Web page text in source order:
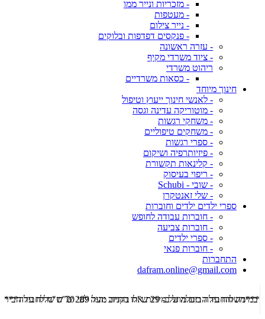
- מזכריות ונייר ממו
- מעטפות
- נייר צילום
- פנקסים דפדפות ובלוקים
- עזרה ראשונה
- ציוד משרדי מקיף
ריהוט משרדי
- כסאות משרדיים
חינוך מיוחד
- לאנשי חינוך ייעוץ וטיפול
- מוטוריקה עדינה וגסה
- משחקי רגשות
- משחקים טיפוליים
- ספרי רגשות
- פיזיותרפיה ושיקום
- קלינאות תקשורת
- ריפוי בעיסוק
- שובי - Schubi
- שלי זאנטקרן
ספרי ילדים ילדים וחוברות
- חוברות עבודה לחופש
- חוברות צביעה
- ספרי ילדים
- חוברות פנאי
התחברות
dafram.online@gmail.com
***משלוח עד הבית מוזל ב- 29 ש"ח בקניה מעל 289 ש"ח שליח עד הבית ***